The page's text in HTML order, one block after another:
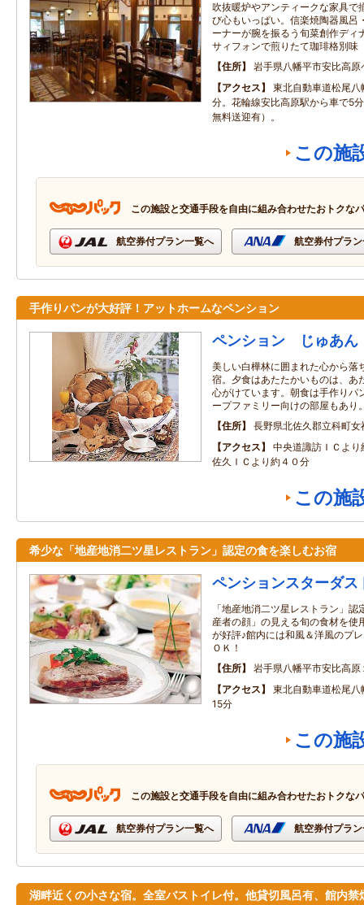
吹抜暖炉やアンティークな家具で
び心もいっぱい。信楽焼陶器風呂
ーナーが腕を振るう旬菜創作ディ
サィフォンで煎りたて珈琲格別味
住所
岩手県八幡平市安比高
アクセス
東北自動車道松尾
分。花輪線安比高原駅から車で5
無料送迎有）。
この施
この施設と交通手段を自由に組み合わせたおトクな
航空券付プラン一覧へ 航空券付プラ
手作りパンが大好評！アットホームなペンション
ペンション じゅあん
美しい白樺林に囲まれた心から落
宿。夕食はあたたかいものは、あ
心がけています。朝食は手作りパ
ープファミリー向けの部屋もあり
住所
長野県北佐久郡立科町
アクセス
中央道諏訪ＩＣよ
佐久ＩＣより約４０分
この施
希少な「地産地消二ツ星レストラン」認定の食を楽しむお宿
ペンションスターダス
「地産地消二ツ星レストラン」
産者の顔」の見える旬の食材を使
が好評♪館内には和風＆洋風のプ
ＯＫ！
住所
岩手県八幡平市安比高原
アクセス
東北自動車道松尾
15分
この施
この施設と交通手段を自由に組み合わせたおトクな
航空券付プラン一覧へ 航空券付プラ
湖畔近くの小さな宿。全室バストイレ付。他貸切風呂有、館内禁